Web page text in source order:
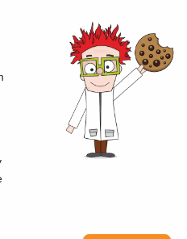
monochromatycznych
laserowych
laserowych kolorowych
kolorowych
atramentowych kolorowych
atramentowych
atramentowych
monochromatycznych